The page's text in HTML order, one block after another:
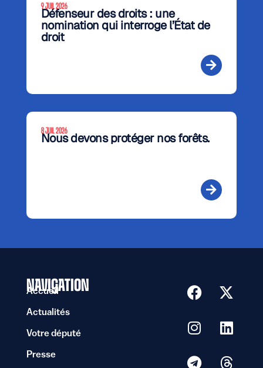
9 JUIL 2026
Défenseur des droits : une
nomination qui interroge l’État de
droit
8 JUIL 2026
Nous devons protéger nos forêts.
NAVIGATION
Accueil
Actualités
Votre député
Presse